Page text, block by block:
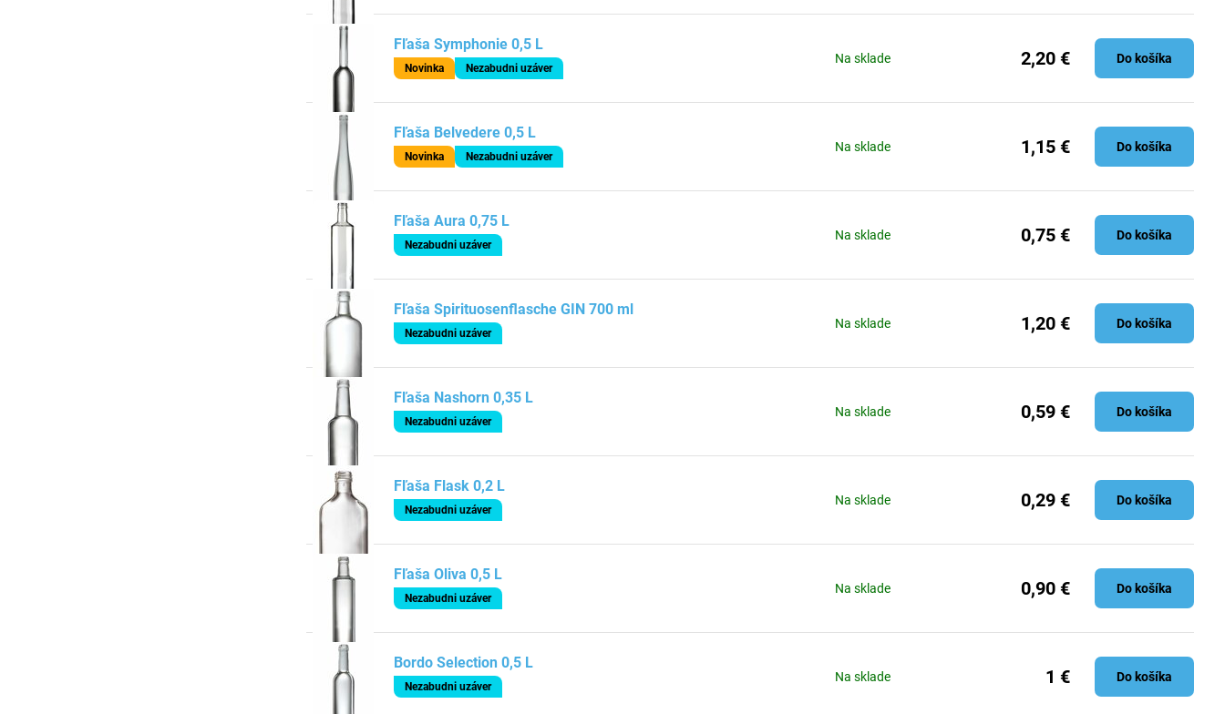
Fľaša Symphonie 0,5 L
Novinka Nezabudni uzáver
Na sklade 2,20 € Do košíka
Fľaša Belvedere 0,5 L
Novinka Nezabudni uzáver
Na sklade 1,15 € Do košíka
Fľaša Aura 0,75 L
Nezabudni uzáver
Na sklade 0,75 € Do košíka
Fľaša Spirituosenflasche GIN 700 ml
Nezabudni uzáver
Na sklade 1,20 € Do košíka
Fľaša Nashorn 0,35 L
Nezabudni uzáver
Na sklade 0,59 € Do košíka
Fľaša Flask 0,2 L
Nezabudni uzáver
Na sklade 0,29 € Do košíka
Fľaša Oliva 0,5 L
Nezabudni uzáver
Na sklade 0,90 € Do košíka
Bordo Selection 0,5 L
Nezabudni uzáver
Na sklade 1 € Do košíka